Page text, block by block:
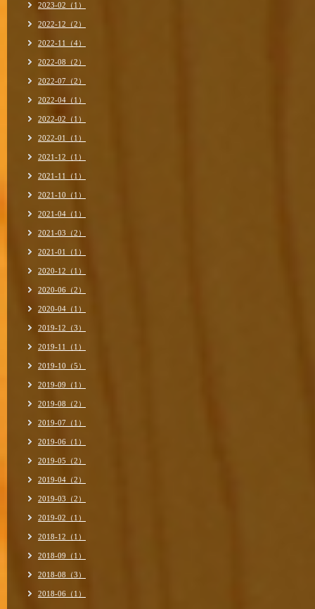
2023-02（1）
2022-12（2）
2022-11（4）
2022-08（2）
2022-07（2）
2022-04（1）
2022-02（1）
2022-01（1）
2021-12（1）
2021-11（1）
2021-10（1）
2021-04（1）
2021-03（2）
2021-01（1）
2020-12（1）
2020-06（2）
2020-04（1）
2019-12（3）
2019-11（1）
2019-10（5）
2019-09（1）
2019-08（2）
2019-07（1）
2019-06（1）
2019-05（2）
2019-04（2）
2019-03（2）
2019-02（1）
2018-12（1）
2018-09（1）
2018-08（3）
2018-06（1）